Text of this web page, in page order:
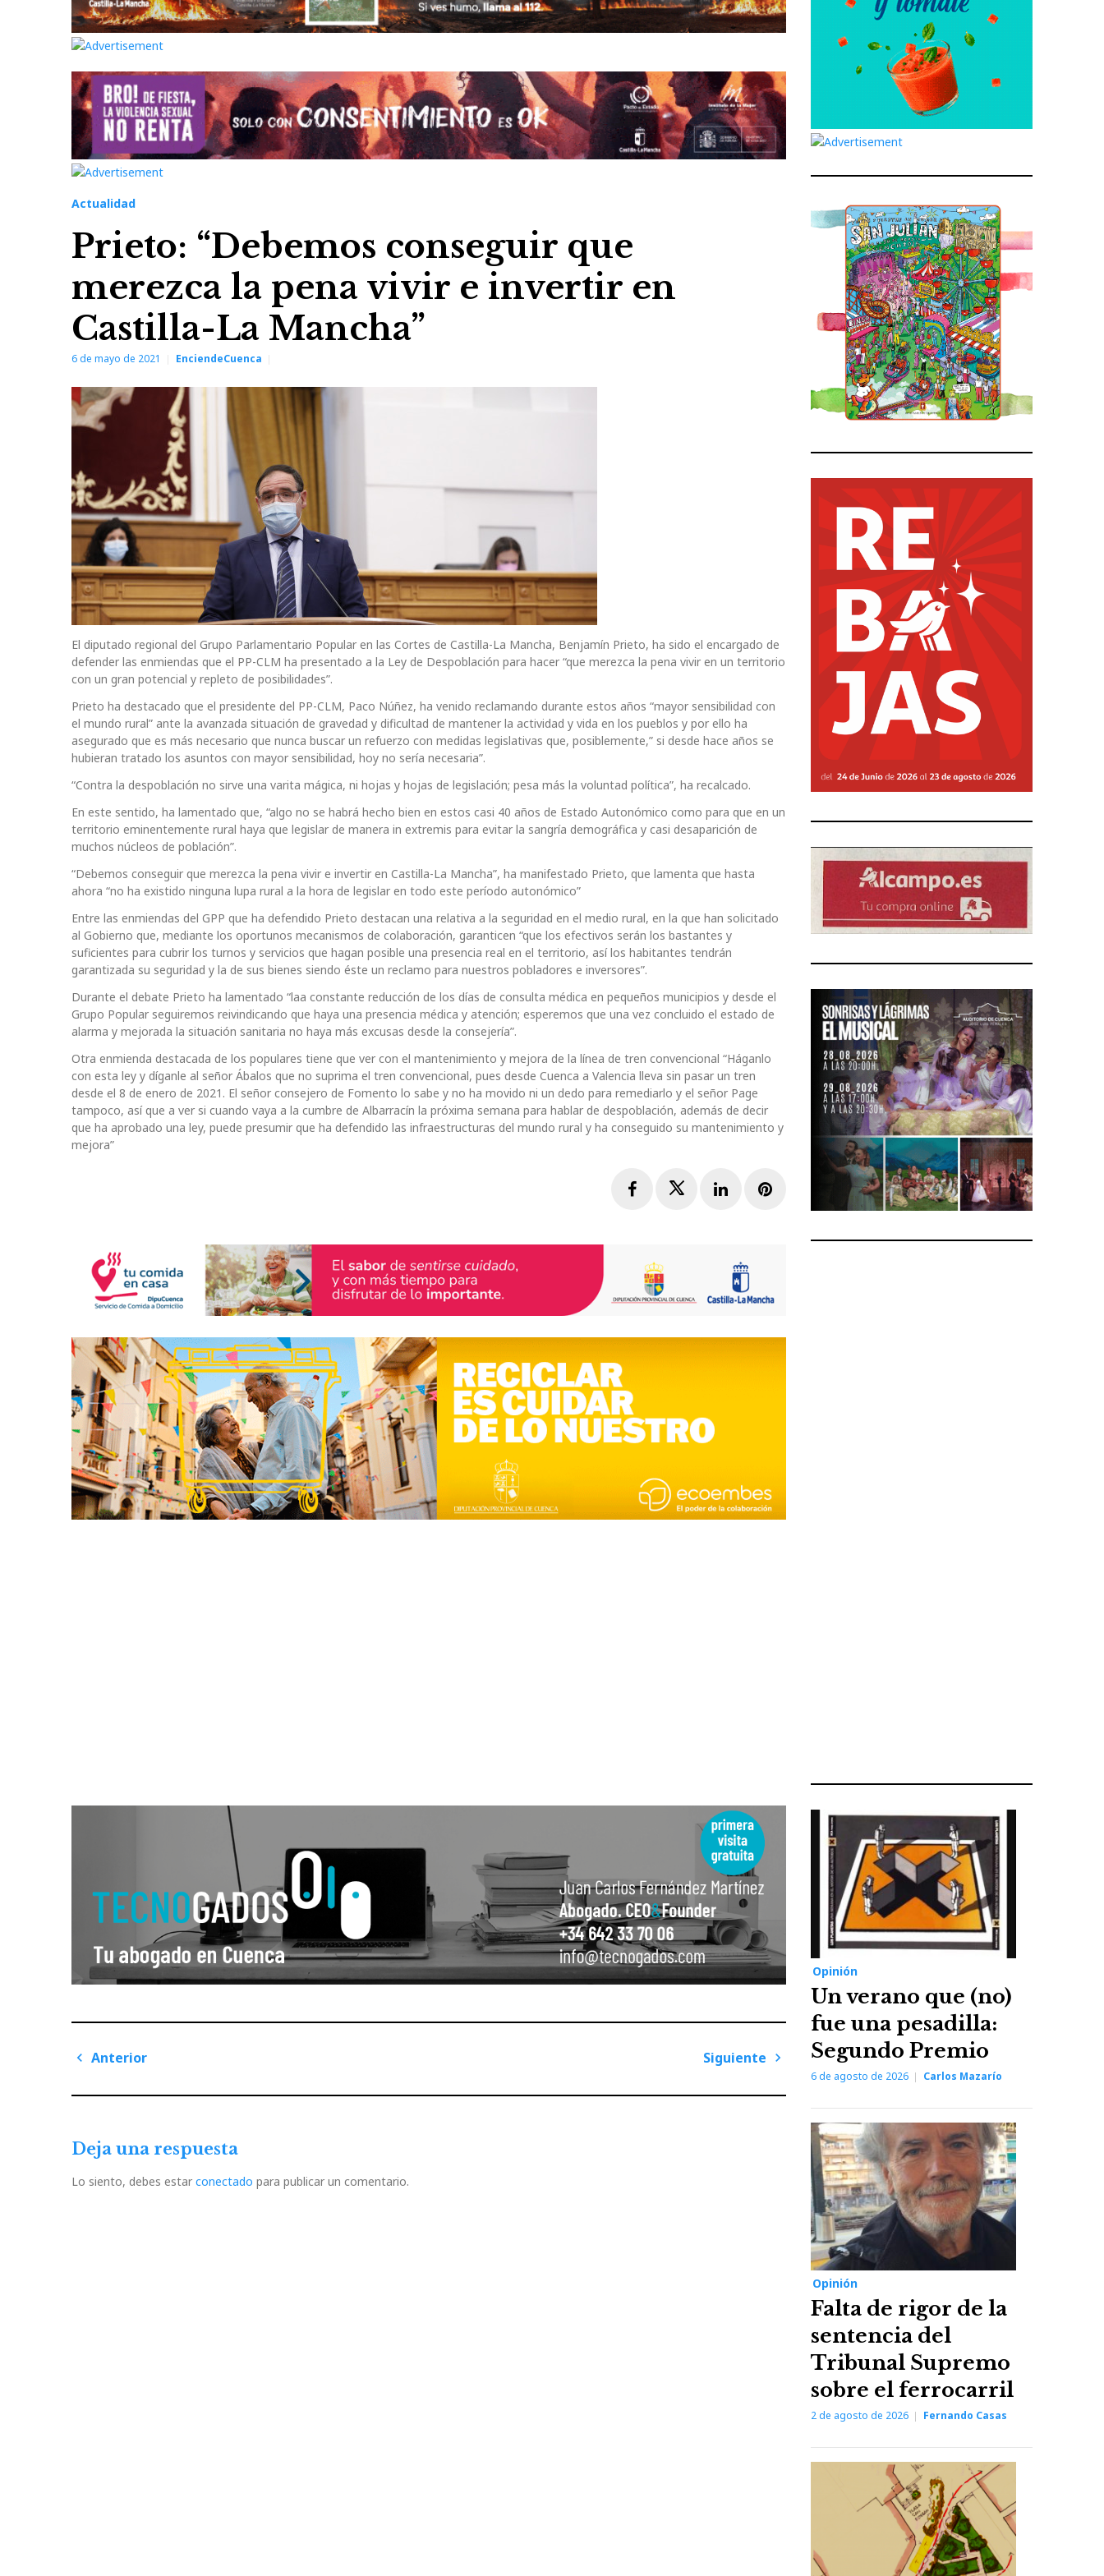
Actualidad
Prieto: “Debemos conseguir que
merezca la pena vivir e invertir en
Castilla-La Mancha”
6 de mayo de 2021 EnciendeCuenca
El diputado regional del Grupo Parlamentario Popular en las Cortes de Castilla-La Mancha, Benjamín Prieto, ha sido el encargado de
defender las enmiendas que el PP-CLM ha presentado a la Ley de Despoblación para hacer “que merezca la pena vivir en un territorio
con un gran potencial y repleto de posibilidades”.
Prieto ha destacado que el presidente del PP-CLM, Paco Núñez, ha venido reclamando durante estos años “mayor sensibilidad con
el mundo rural” ante la avanzada situación de gravedad y dificultad de mantener la actividad y vida en los pueblos y por ello ha
asegurado que es más necesario que nunca buscar un refuerzo con medidas legislativas que, posiblemente,” si desde hace años se
hubieran tratado los asuntos con mayor sensibilidad, hoy no sería necesaria”.
“Contra la despoblación no sirve una varita mágica, ni hojas y hojas de legislación; pesa más la voluntad política”, ha recalcado.
En este sentido, ha lamentado que, “algo no se habrá hecho bien en estos casi 40 años de Estado Autonómico como para que en un
territorio eminentemente rural haya que legislar de manera in extremis para evitar la sangría demográfica y casi desaparición de
muchos núcleos de población”.
“Debemos conseguir que merezca la pena vivir e invertir en Castilla-La Mancha”, ha manifestado Prieto, que lamenta que hasta
ahora “no ha existido ninguna lupa rural a la hora de legislar en todo este período autonómico”
Entre las enmiendas del GPP que ha defendido Prieto destacan una relativa a la seguridad en el medio rural, en la que han solicitado
al Gobierno que, mediante los oportunos mecanismos de colaboración, garanticen “que los efectivos serán los bastantes y
suficientes para cubrir los turnos y servicios que hagan posible una presencia real en el territorio, así los habitantes tendrán
garantizada su seguridad y la de sus bienes siendo éste un reclamo para nuestros pobladores e inversores”.
Durante el debate Prieto ha lamentado “laa constante reducción de los días de consulta médica en pequeños municipios y desde el
Grupo Popular seguiremos reivindicando que haya una presencia médica y atención; esperemos que una vez concluido el estado de
alarma y mejorada la situación sanitaria no haya más excusas desde la consejería”.
Otra enmienda destacada de los populares tiene que ver con el mantenimiento y mejora de la línea de tren convencional “Háganlo
con esta ley y díganle al señor Ábalos que no suprima el tren convencional, pues desde Cuenca a Valencia lleva sin pasar un tren
desde el 8 de enero de 2021. El señor consejero de Fomento lo sabe y no ha movido ni un dedo para remediarlo y el señor Page
tampoco, así que a ver si cuando vaya a la cumbre de Albarracín la próxima semana para hablar de despoblación, además de decir
que ha aprobado una ley, puede presumir que ha defendido las infraestructuras del mundo rural y ha conseguido su mantenimiento y
mejora”
FacebookTwitterLinkedInPinterest
Navegación
de
Anterior
Siguiente
Deja una respuesta
Lo siento, debes estar conectado para publicar un comentario.
Opinión
Un verano que (no)
fue una pesadilla:
Segundo Premio
6 de agosto de 2026 Carlos Mazarío
Opinión
Falta de rigor de la
sentencia del
Tribunal Supremo
sobre el ferrocarril
2 de agosto de 2026 Fernando Casas